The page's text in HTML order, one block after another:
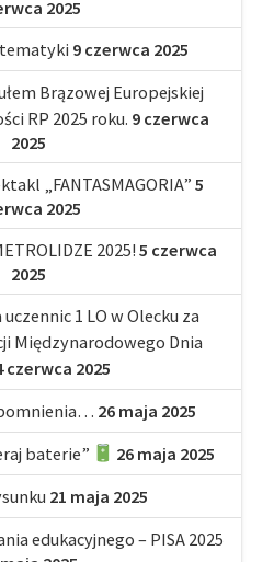
2025
9 czerwca 2025
Brązowej Europejskiej
RP 2025 roku. 9 czerwca
2025
„FANTASMAGORIA” 5
2025
2025! 5 czerwca
2025
1 LO w Olecku za
Międzynarodowego Dnia
czerwca 2025
26 maja 2025
baterie”
26 maja 2025
21 maja 2025
edukacyjnego – PISA 2025